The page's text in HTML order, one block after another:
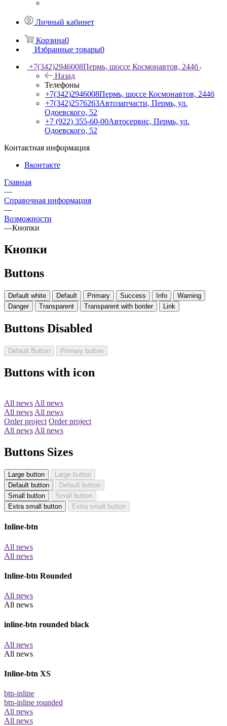
Личный кабинет
Корзина0
Избранные товары0
+7(342)2946008Пермь, шоссе Космонавтов, 244б
Назад
Телефоны
+7(342)2946008Пермь, шоссе Космонавтов, 244б
+7(342)2576263Автозапчасти, Пермь, ул.
Одоевского, 52
+7 (922) 355-60-00Автосервис, Пермь, ул.
Одоевского, 52
Контактная информация
Вконтакте
Главная
—
Справочная информация
—
Возможности
—Кнопки
Кнопки
Buttons
Default white Default Primary Success Info
Warning
Danger
Transparent Transparent with border Link
Buttons Disabled
Default Button Primary button
Buttons with icon
All news All news
All news All news
Order project Order project
All news All news
Buttons Sizes
Large button
Large button
Default button
Default button
Small button
Small button
Extra small button
Extra small button
Inline-btn
All news
All news
Inline-btn Rounded
All news
All news
inline-btn rounded black
All news
All news
Inline-btn XS
btn-inline
btn-inline rounded
All news
All news